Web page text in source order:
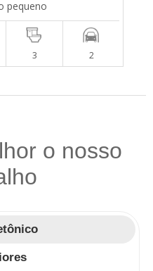
pequeno
3 2
o nosso